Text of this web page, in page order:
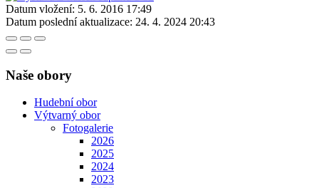
Datum vložení: 5. 6. 2016 17:49
Datum poslední aktualizace: 24. 4. 2024 20:43
Naše obory
Hudební obor
Výtvarný obor
Fotogalerie
2026
2025
2024
2023